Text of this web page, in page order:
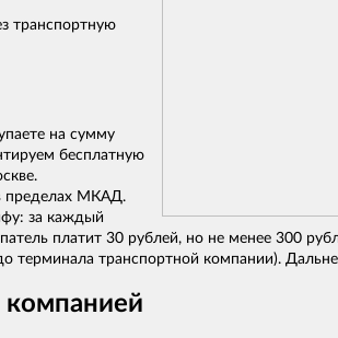
транспортную
на сумму
бесплатную
пределах МКАД.
за каждый
платит 30 рублей, но не менее 300
терминала транспортной компании).
компанией